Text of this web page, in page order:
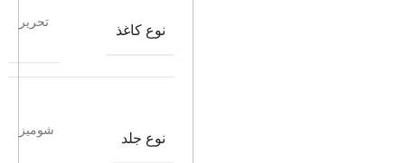
نوع کاغذ
تحریر
نوع جلد
شومیز